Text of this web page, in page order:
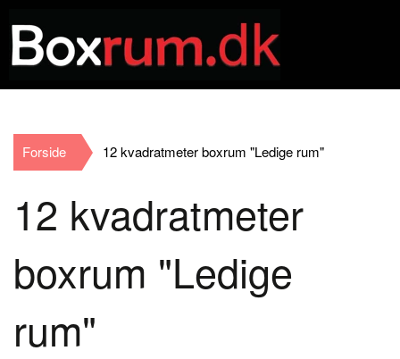
Forside 12 kvadratmeter boxrum "Ledige rum"
12 kvadratmeter
boxrum "Ledige
rum"